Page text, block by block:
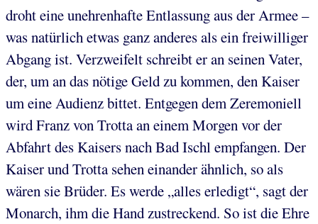
droht eine unehrenhafte Entlassung aus der Armee –
was natürlich etwas ganz anderes als ein freiwilliger
Abgang ist. Verzweifelt schreibt er an seinen Vater,
der, um an das nötige Geld zu kommen, den Kaiser
um eine Audienz bittet. Entgegen dem Zeremoniell
wird Franz von Trotta an einem Morgen vor der
Abfahrt des Kaisers nach Bad Ischl empfangen. Der
Kaiser und Trotta sehen einander ähnlich, so als
wären sie Brüder. Es werde „alles erledigt“, sagt der
Monarch, ihm die Hand zustreckend. So ist die Ehre